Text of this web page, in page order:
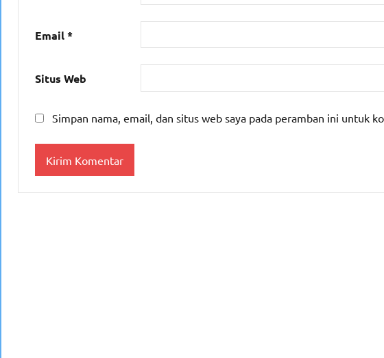
Email*
Situs Web
Simpan nama, email, dan situs web saya pada peramban ini untuk